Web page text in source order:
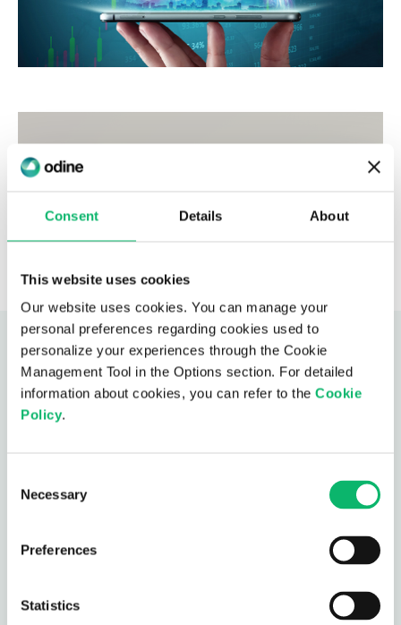
Consent Details About
This website uses cookies
Our website uses cookies. You can manage your
personal preferences regarding cookies used to
personalize your experiences through the Cookie
Management Tool in the Options section. For detailed
information about cookies, you can refer to the Cookie
Policy.
Selection
Necessary
Preferences
Statistics
Son güncellemeler
2025 | Finansal Sonuçlar Bilgilendirme Bülteni